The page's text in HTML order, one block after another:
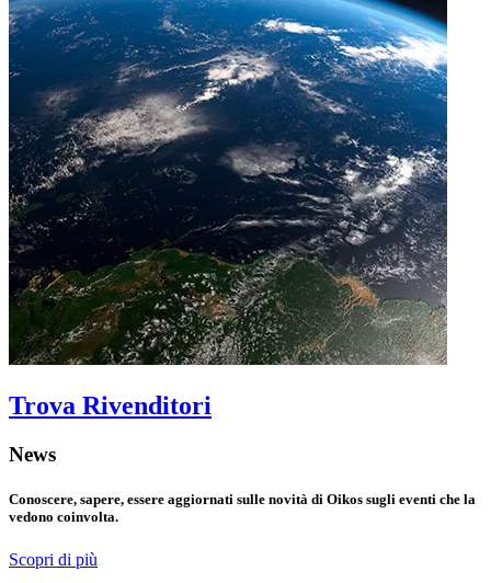
Trova Rivenditori
News
Conoscere, sapere, essere aggiornati sulle novità di Oikos sugli eventi che la
vedono coinvolta.
Scopri di più